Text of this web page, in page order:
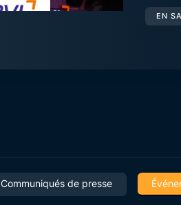
EN
Communiqués de presse